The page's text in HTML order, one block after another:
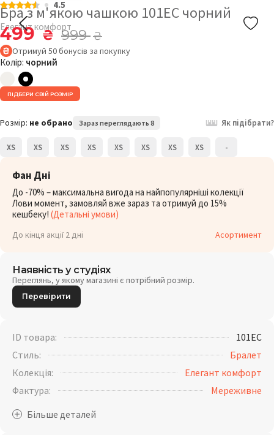
4.5
Бра з м'якою чашкою 101EC чорний
Елегант комфорт
499₴ 999₴
Отримуй 50бонусів за покупку
Колір: чорний
ПІДБЕРИ СВІЙ РОЗМІР
Розмір: не обрано Зараз переглядають 8 Як підібрати?
XS XS XS XS XS XS XS XS -
Фан Дні
До -70% – максимальна вигода на найпопулярніші колекції
Лови момент, замовляй вже зараз та отримуй до 15%
кешбеку! (Детальні умови)
До кінця акції 2 дні Асортимент
Наявність у студіях
Переглянь, у якому магазині є потрібний розмір.
Перевірити
ID товара:
101EC
Стиль:
Бралет
Колекція:
Елегант комфорт
Фактура:
Мереживне